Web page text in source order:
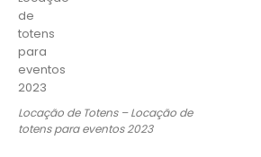
Locação de Totens – Locação de
totens para eventos 2023